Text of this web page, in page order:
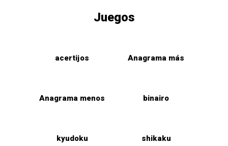
Juegos
acertijos Anagrama más
Anagrama menos binairo
kyudoku shikaku